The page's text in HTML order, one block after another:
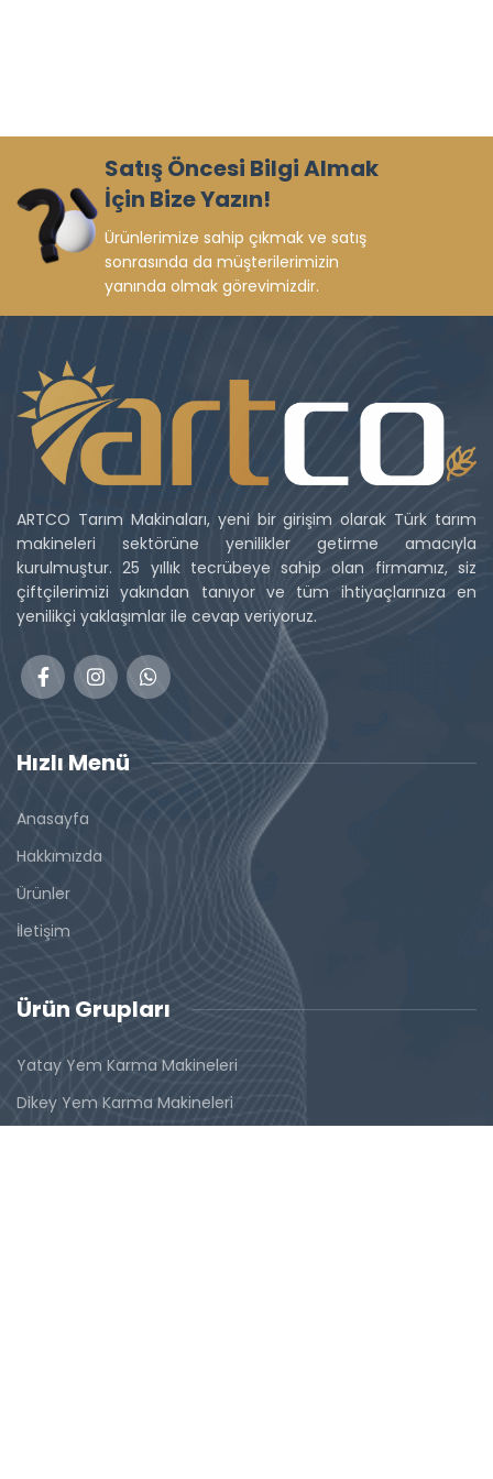
Satış Öncesi Bilgi Almak
İçin Bize Yazın!
Ürünlerimize sahip çıkmak ve satış
sonrasında da müşterilerimizin
yanında olmak görevimizdir.
ARTCO Tarım Makinaları, yeni bir girişim olarak Türk tarım
makineleri sektörüne yenilikler getirme amacıyla
kurulmuştur. 25 yıllık tecrübeye sahip olan firmamız, siz
çiftçilerimizi yakından tanıyor ve tüm ihtiyaçlarınıza en
yenilikçi yaklaşımlar ile cevap veriyoruz.
Hızlı Menü
Anasayfa
Hakkımızda
Ürünler
İletişim
Ürün Grupları
Yatay Yem Karma Makineleri
Dikey Yem Karma Makineleri